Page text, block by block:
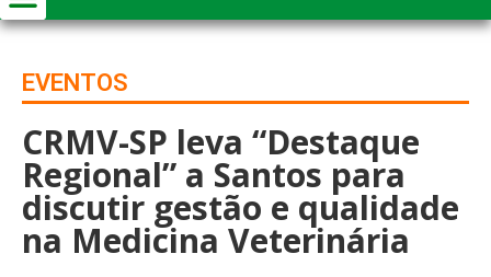
EVENTOS
CRMV-SP leva “Destaque
Regional” a Santos para
discutir gestão e qualidade
na Medicina Veterinária